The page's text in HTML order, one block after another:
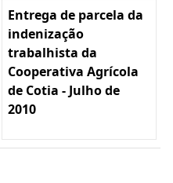
Entrega de parcela da
indenização
trabalhista da
Cooperativa Agrícola
de Cotia - Julho de
2010